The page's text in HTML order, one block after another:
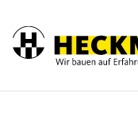
Skip to content